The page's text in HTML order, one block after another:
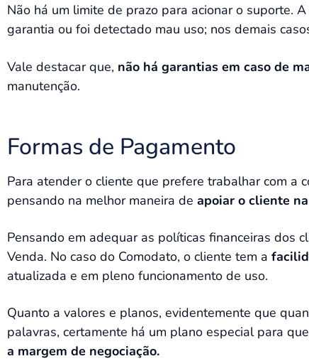
Não há um limite de prazo para acionar o suporte.
garantia ou foi detectado mau uso; nos demais
Vale destacar que, não há garantias em caso de
manutenção.
Formas de Pagamento
Para atender o cliente que prefere trabalhar com a
pensando na melhor maneira de apoiar o cliente
Pensando em adequar as políticas financeiras dos
Venda. No caso do Comodato, o cliente tem a
atualizada e em pleno funcionamento de uso.
Quanto a valores e planos, evidentemente que
palavras, certamente há um plano especial para
a margem de negociação.